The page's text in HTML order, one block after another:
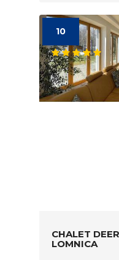
10
CHALET
LOMNICA